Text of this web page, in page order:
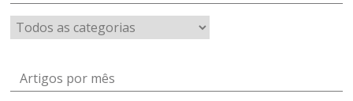
Artigos por mês